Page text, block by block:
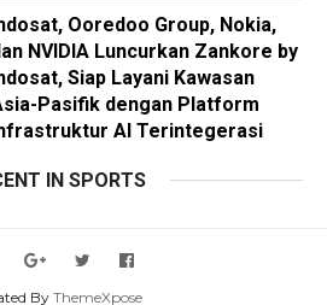
Ooredoo Group, Nokia,
NVIDIA Luncurkan Zankore by
Siap Layani Kawasan
Pasifik dengan Platform
AI Terintegerasi
IN SPORTS
By ThemeXpose